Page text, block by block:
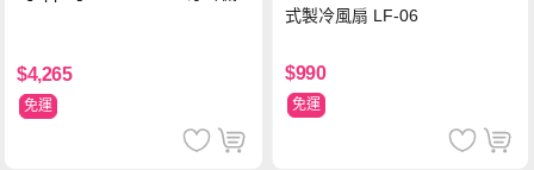
$4,265
免運
式製冷風扇 LF-06
$990
免運